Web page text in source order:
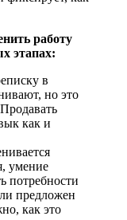
работу
этапах:
в
но это
как и
умение
потребности
предложен
как это